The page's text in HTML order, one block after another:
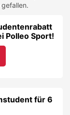
Polleo Sport!
für 6